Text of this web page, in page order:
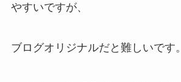
やすいですが、
ブログオリジナルだと難しいです。